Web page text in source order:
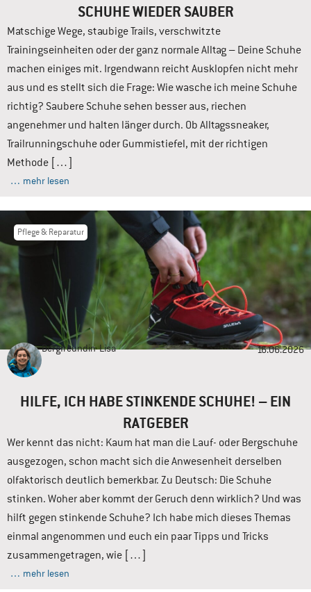
SCHUHE WIEDER SAUBER
Matschige Wege, staubige Trails, verschwitzte
Trainingseinheiten oder der ganz normale Alltag – Deine Schuhe
machen einiges mit. Irgendwann reicht Ausklopfen nicht mehr
aus und es stellt sich die Frage: Wie wasche ich meine Schuhe
richtig? Saubere Schuhe sehen besser aus, riechen
angenehmer und halten länger durch. Ob Alltagssneaker,
Trailrunningschuhe oder Gummistiefel, mit der richtigen
Methode […]
… mehr lesen
Pflege & Reparatur
Bergfreundin Lisa 16.06.2026
HILFE, ICH HABE STINKENDE SCHUHE! – EIN
RATGEBER
Wer kennt das nicht: Kaum hat man die Lauf- oder Bergschuhe
ausgezogen, schon macht sich die Anwesenheit derselben
olfaktorisch deutlich bemerkbar. Zu Deutsch: Die Schuhe
stinken. Woher aber kommt der Geruch denn wirklich? Und was
hilft gegen stinkende Schuhe? Ich habe mich dieses Themas
einmal angenommen und euch ein paar Tipps und Tricks
zusammengetragen, wie […]
… mehr lesen